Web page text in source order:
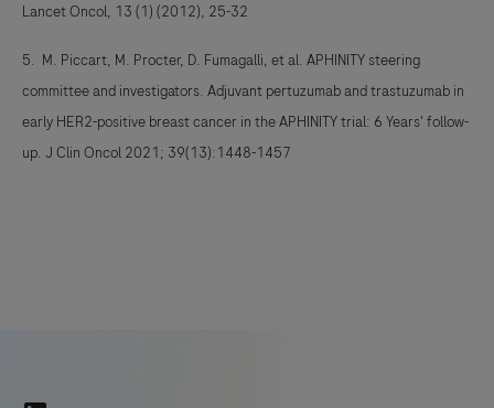
Lancet Oncol, 13 (1) (2012), 25-32
5. M. Piccart, M. Procter, D. Fumagalli, et al. APHINITY steering
committee and investigators. Adjuvant pertuzumab and trastuzumab in
early HER2-positive breast cancer in the APHINITY trial: 6 Years' follow-
up. J Clin Oncol 2021; 39(13):1448-1457